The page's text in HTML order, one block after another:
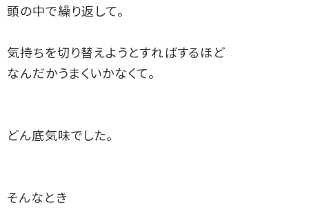
頭の中で繰り返して。
気持ちを切り替えようとすればするほど
なんだかうまくいかなくて。
どん底気味でした。
そんなとき